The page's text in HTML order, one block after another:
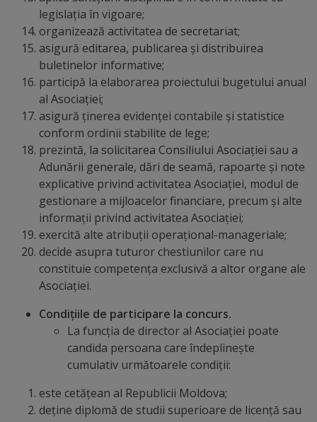
Municipal
Secretar
Consilieri
Comisii
de
specialitate
Regulamentul
Consiliului
Calitate
integritate
Servicii
Plăți
legislația în vigoare;
organizează activitatea de secretariat;
asigură editarea, publicarea și distribuirea
buletinelor informative;
participă la elaborarea proiectului bugetului anual
al Asociației;
asigură ținerea evidenței contabile și statistice
conform ordinii stabilite de lege;
prezintă, la solicitarea Consiliului Asociației sau a
Adunării generale, dări de seamă, rapoarte și note
explicative privind activitatea Asociației, modul de
gestionare a mijloacelor financiare, precum și alte
informații privind activitatea Asociației;
exercită alte atribuții operațional-manageriale;
decide asupra tuturor chestiunilor care nu
constituie competența exclusivă a altor organe ale
Asociației.
Condițiile de participare la concurs.
La funcția de director al Asociației poate
candida persoana care îndeplinește
cumulativ următoarele condiții:
este cetățean al Republicii Moldova;
deține diplomă de studii superioare de licență sau